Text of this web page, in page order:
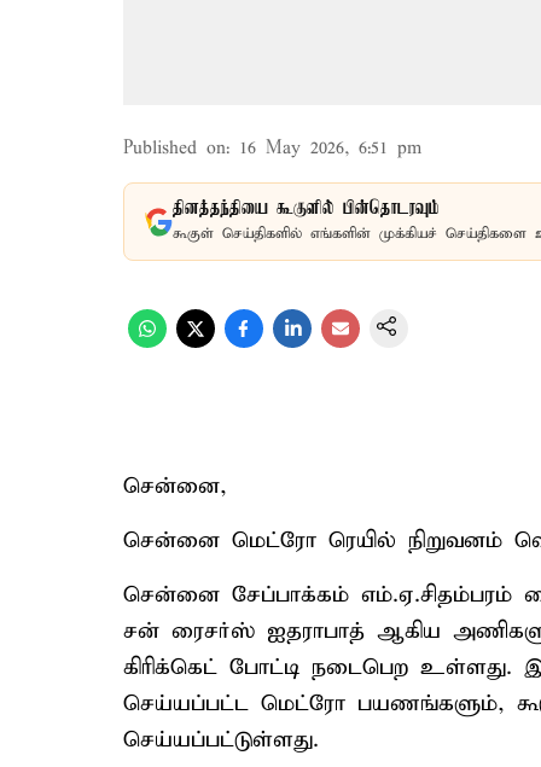
Published on: 16 May 2026, 6:51 pm
தினத்தந்தியை கூகுளில் பின்தொடரவும்
கூகுள் செய்திகளில் எங்களின் முக்கியச் செய்திகளை
சென்னை,
சென்னை மெட்ரோ ரெயில் நிறுவனம்
சென்னை சேப்பாக்கம் எம்.ஏ.சிதம்பரம்
சன் ரைசர்ஸ் ஐதராபாத் ஆகிய
கிரிக்கெட் போட்டி நடைபெற உள்ளது.
செய்யப்பட்ட மெட்ரோ பயணங்களும்,
செய்யப்பட்டுள்ளது.